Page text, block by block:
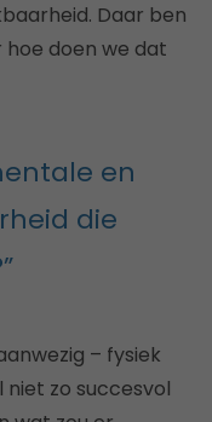
Daar ben
doen we dat
en
die
– fysiek
zo succesvol